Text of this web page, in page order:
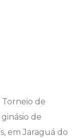
Torneio de
de
em Jaraguá do